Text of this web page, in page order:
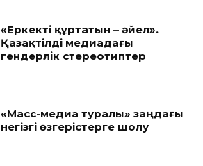
«Еркекті құртатын – әйел».
Қазақтілді медиадағы
гендерлік стереотиптер
«Масс-медиа туралы» заңдағы
негізгі өзгерістерге шолу